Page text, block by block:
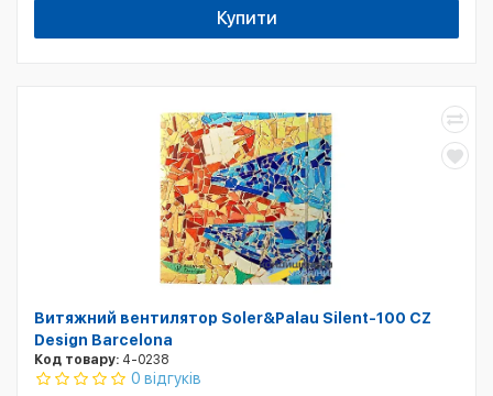
Купити
Витяжний вентилятор Soler&Palau Silent-100 CZ
Design Barcelona
Код товару: 4-0238
0 відгуків